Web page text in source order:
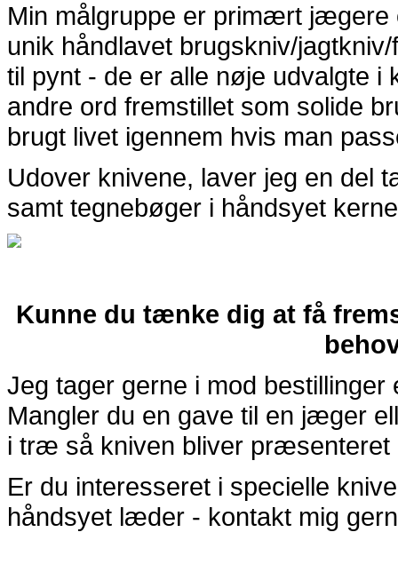
Min målgruppe er primært jægere
unik håndlavet brugskniv/
til pynt - de er alle nøje udvalgte
andre ord fremstillet som solide
brugt livet igennem hvis man
Udover knivene, laver jeg en del
samt tegnebøger i håndsyet
Kunne du tænke dig at få
Jeg tager gerne i mod
Mangler du en gave til en jæger
i træ så kniven bliver præsenteret
Er du interesseret i specielle
håndsyet læder - kontakt mig